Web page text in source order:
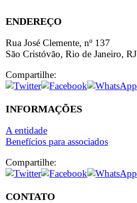
ENDEREÇO
Rua José Clemente, nº 137
São Cristóvão, Rio de Janeiro, RJ
Compartilhe:
INFORMAÇÕES
A entidade
Benefícios para associados
Compartilhe:
CONTATO